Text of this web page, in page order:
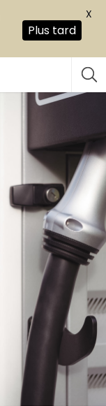
Plus tard
X